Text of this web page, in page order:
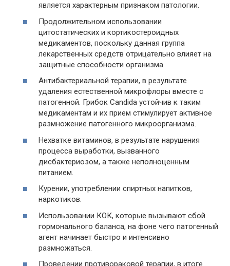
является характерным признаком патологии.
Продолжительном использовании
цитостатических и кортикостероидных
медикаментов, поскольку данная группа
лекарственных средств отрицательно влияет на
защитные способности организма.
Антибактериальной терапии, в результате
удаления естественной микрофлоры вместе с
патогенной. Грибок Candida устойчив к таким
медикаментам и их прием стимулирует активное
размножение патогенного микроорганизма.
Нехватке витаминов, в результате нарушения
процесса выработки, вызванного
дисбактериозом, а также неполноценным
питанием.
Курении, употреблении спиртных напитков,
наркотиков.
Использовании КОК, которые вызывают сбой
гормонального баланса, на фоне чего патогенный
агент начинает быстро и интенсивно
размножаться.
Проведении противораковой терапии, в итоге